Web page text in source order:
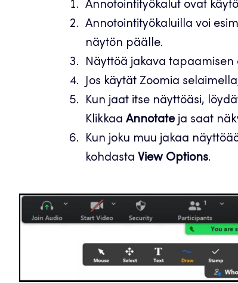
Annotointityökalut ovat
Annotointityökaluilla voi
näytön päälle.
Näyttöä jakava
Jos käytät Zoomia
Kun jaat itse näyttöäsi,
Klikkaa Annotateja saat
Kun joku muu jakaa
kohdasta View Options.